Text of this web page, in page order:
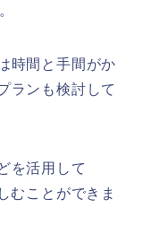
時間と手間がか
ランも検討して
を活用して
むことができま